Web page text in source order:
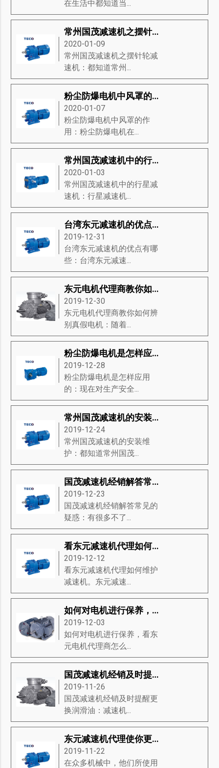
在生活中都知道当...
常州国茂减速机之摆针轮减速机
2020-01-09
常州国茂减速机之摆针轮减
速机：都知道常州...
粉尘防爆电机中风罩的作用
2020-01-07
粉尘防爆电机中风罩的作
用：粉尘防爆电机在...
常州国茂减速机中的行星减速机
2020-01-03
常州国茂减速机中的行星减
速机：行星减速机...
台湾东元减速机的优点有哪些？
2019-12-31
台湾东元减速机的优点有哪
些：台湾东元减速...
东元电机代理商教你如何辨别真假电机
2019-12-30
东元电机代理商教你如何辨
别真假电机：随着...
粉尘防爆电机是怎样应用的
2019-12-28
粉尘防爆电机是怎样应用
的：现在对生产安全...
常州国茂减速机的安装维护
2019-12-24
常州国茂减速机的安装维
护：都知道常州国茂...
国茂减速机经销解答常见的疑惑
2019-12-23
国茂减速机经销解答常见的
疑惑：有很多不了...
看东元减速机代理如何维护减速机
2019-12-12
看东元减速机代理如何维护
减速机。东元减速...
如何对电机进行保养，看东元电机代理商怎么说
2019-12-03
如何对电机进行保养，看东
元电机代理商怎么...
国茂减速机经销及时提醒更换润滑油
2019-11-26
国茂减速机经销及时提醒更
换润滑油：减速机...
东元减速机代理使你更了解东元减速机
2019-11-22
在众多机械中，他们所使用